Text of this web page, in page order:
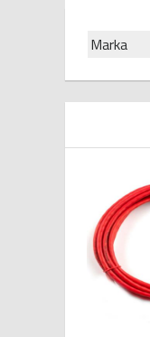
Marka